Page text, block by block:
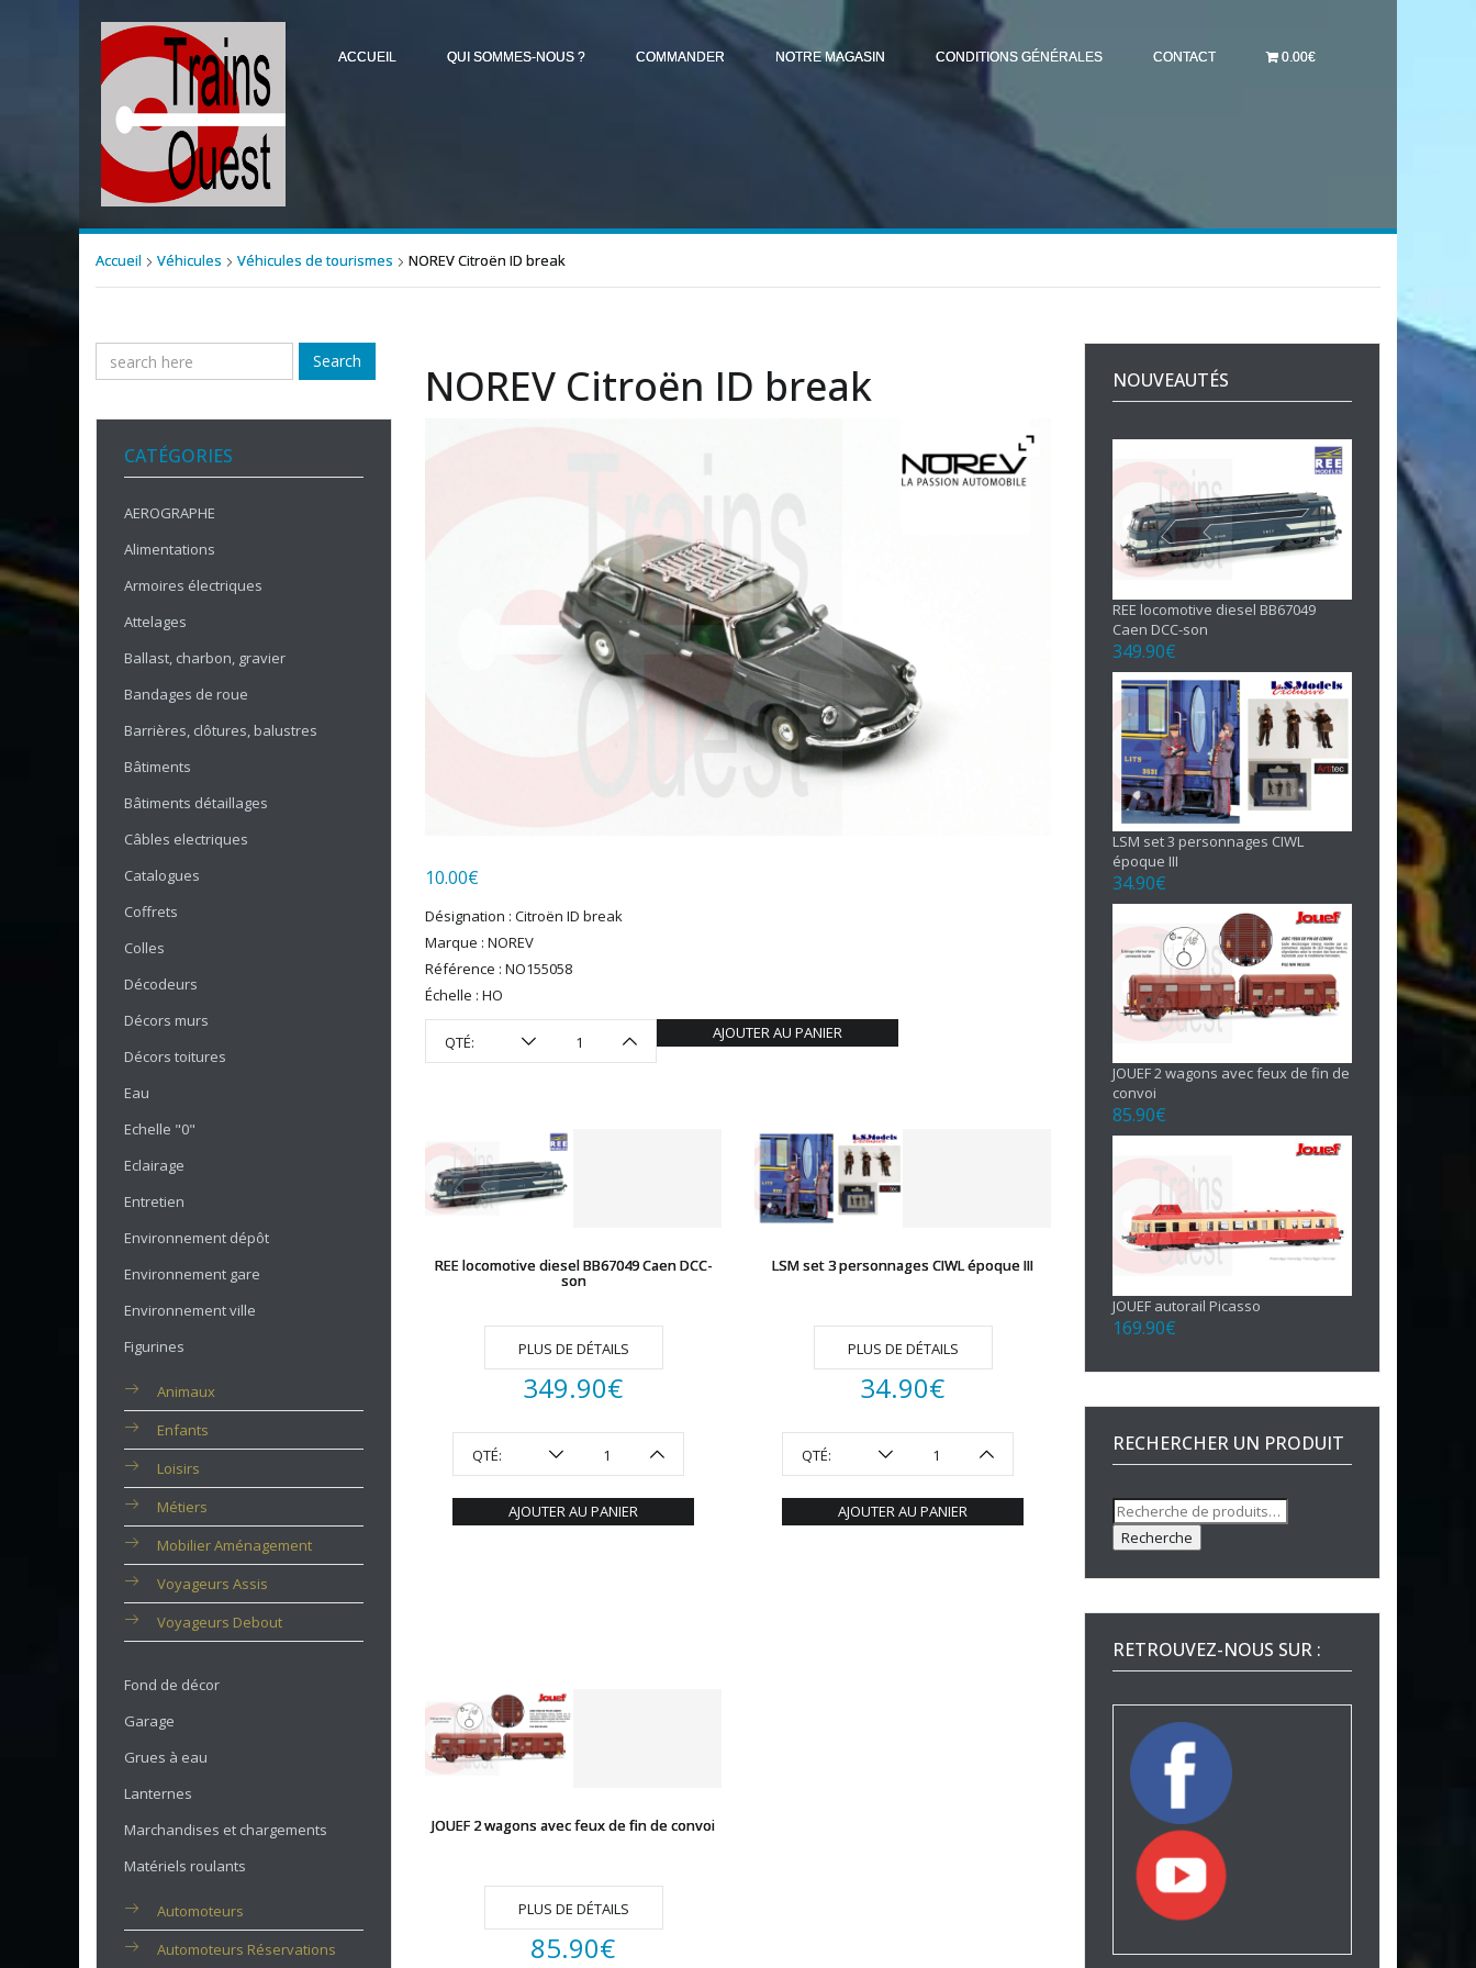
ACCUEIL QUI SOMMES-NOUS ? COMMANDER NOTRE MAGASIN CONDITIONS GÉNÉRALES CONTACT 0.00€
Accueil Véhicules Véhicules de tourismes NOREV Citroën ID break
Search
CATÉGORIES
AEROGRAPHE
Alimentations
Armoires électriques
Attelages
Ballast, charbon, gravier
Bandages de roue
Barrières, clôtures, balustres
Bâtiments
Bâtiments détaillages
Câbles electriques
Catalogues
Coffrets
Colles
Décodeurs
Décors murs
Décors toitures
Eau
Echelle "0"
Eclairage
Entretien
Environnement dépôt
Environnement gare
Environnement ville
Figurines
Animaux
Enfants
Loisirs
Métiers
Mobilier Aménagement
Voyageurs Assis
Voyageurs Debout
Fond de décor
Garage
Grues à eau
Lanternes
Marchandises et chargements
Matériels roulants
Automoteurs
Automoteurs Réservations
NOREV Citroën ID break
10.00€
Désignation : Citroën ID break
Marque : NOREV
Référence : NO155058
Échelle : HO
QTÉ: AJOUTER AU PANIER
REE locomotive diesel BB67049 Caen DCC-
son
PLUS DE DÉTAILS
349.90€
QTÉ:
AJOUTER AU PANIER
LSM set 3 personnages CIWL époque III
PLUS DE DÉTAILS
34.90€
QTÉ:
AJOUTER AU PANIER
JOUEF 2 wagons avec feux de fin de convoi
PLUS DE DÉTAILS
85.90€
NOUVEAUTÉS
REE locomotive diesel BB67049
Caen DCC-son
349.90€
LSM set 3 personnages CIWL
époque III
34.90€
JOUEF 2 wagons avec feux de fin de
convoi
85.90€
JOUEF autorail Picasso
169.90€
RECHERCHER UN PRODUIT
Recherche
pour :
Recherche
RETROUVEZ-NOUS SUR :